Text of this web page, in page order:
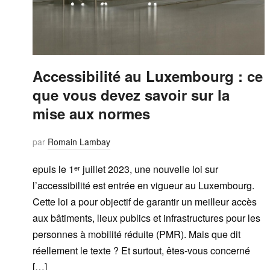
Accessibilité au Luxembourg : ce
que vous devez savoir sur la
mise aux normes
par Romain Lambay
epuis le 1ᵉʳ juillet 2023, une nouvelle loi sur
l’accessibilité est entrée en vigueur au Luxembourg.
Cette loi a pour objectif de garantir un meilleur accès
aux bâtiments, lieux publics et infrastructures pour les
personnes à mobilité réduite (PMR). Mais que dit
réellement le texte ? Et surtout, êtes-vous concerné
[…]